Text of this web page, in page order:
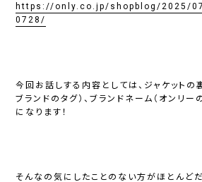
https://only.co.jp/shopblog/2025/
0728/
今回お話しする内容としては、ジャケットの
ブランドのタグ）、ブランドネーム（オンリ
になります！
そんなの気にしたことのない方がほとんど